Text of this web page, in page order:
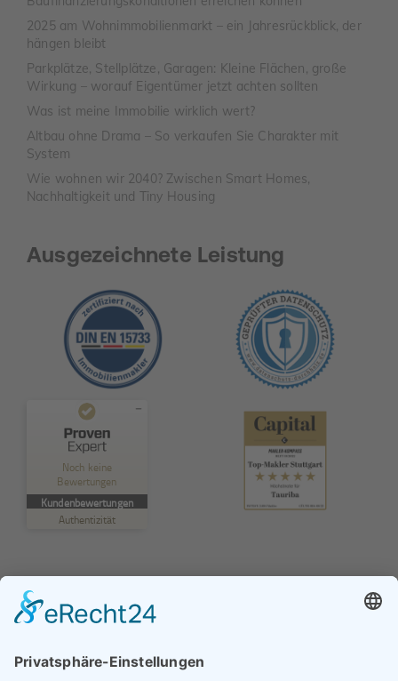
2025 am Wohnimmobilienmarkt – ein Jahresrückblick, der
hängen bleibt
Parkplätze, Stellplätze, Garagen: Kleine Flächen, große
Wirkung – worauf Eigentümer jetzt achten sollten
Was ist meine Immobilie wirklich wert?
Altbau ohne Drama – So verkaufen Sie Charakter mit
System
Wie wohnen wir 2040? Zwischen Smart Homes,
Nachhaltigkeit und Tiny Housing
Ausgezeichnete Leistung
Noch keine
Bewertungen
Kundenbewertungen
Authentizität
Kundenbewertungen und Erfahrungen zu
MANGELHAFT
kontakt@tauriba.de